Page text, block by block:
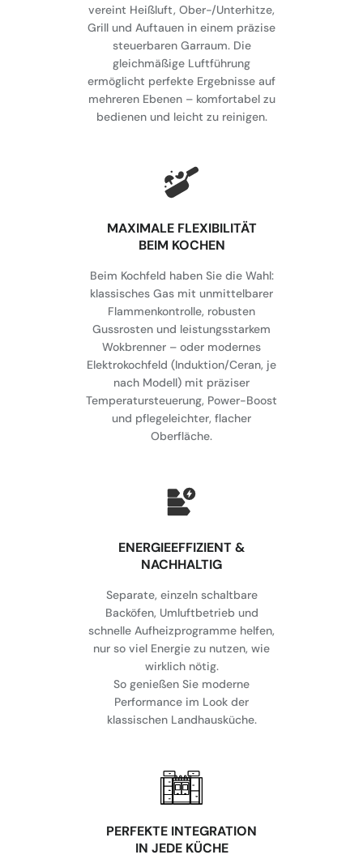
vereint Heißluft, Ober-/Unterhitze,
Grill und Auftauen in einem präzise
steuerbaren Garraum. Die
gleichmäßige Luftführung
ermöglicht perfekte Ergebnisse auf
mehreren Ebenen – komfortabel zu
bedienen und leicht zu reinigen.
MAXIMALE FLEXIBILITÄT
BEIM KOCHEN
Beim Kochfeld haben Sie die Wahl:
klassisches Gas mit unmittelbarer
Flammenkontrolle, robusten
Gussrosten und leistungsstarkem
Wokbrenner – oder modernes
Elektrokochfeld (Induktion/Ceran, je
nach Modell) mit präziser
Temperatursteuerung, Power-Boost
und pflegeleichter, flacher
Oberfläche.
⁠ENERGIEEFFIZIENT &
NACHHALTIG
Separate, einzeln schaltbare
Backöfen, Umluftbetrieb und
schnelle Aufheizprogramme helfen,
nur so viel Energie zu nutzen, wie
wirklich nötig.
So genießen Sie moderne
Performance im Look der
klassischen Landhausküche.
⁠PERFEKTE INTEGRATION
IN JEDE KÜCHE